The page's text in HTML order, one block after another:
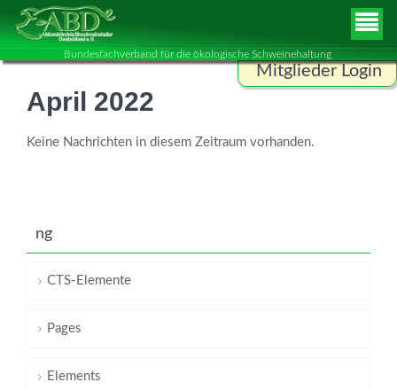
Bundesfachverband für die ökologische Schweinehaltung
Mitglieder Login
ANMELDEN
April 2022
Keine Nachrichten in diesem Zeitraum vorhanden.
ng
CTS-Elemente
Pages
Elements